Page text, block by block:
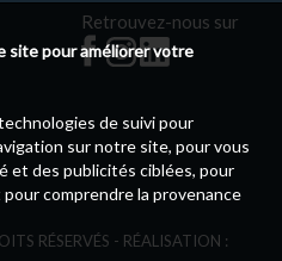
Retrouvez-nous sur
RÉSERVÉS - RÉALISATION :
site pour améliorer votre
de suivi pour
sur notre site, pour vous
et des publicités ciblées, pour
comprendre la provenance